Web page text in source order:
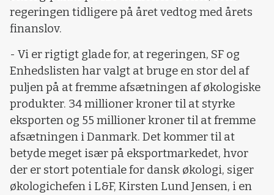
regeringen tidligere på året vedtog med årets
finanslov.
- Vi er rigtigt glade for, at regeringen, SF og
Enhedslisten har valgt at bruge en stor del af
puljen på at fremme afsætningen af økologiske
produkter. 34 millioner kroner til at styrke
eksporten og 55 millioner kroner til at fremme
afsætningen i Danmark. Det kommer til at
betyde meget især på eksportmarkedet, hvor
der er stort potentiale for dansk økologi, siger
økologichefen i L&F, Kirsten Lund Jensen, i en